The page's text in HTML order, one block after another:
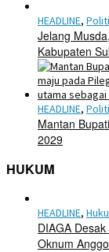
HEADLINE,
Jelang
Kabupaten
HEADLINE,
Mantan
2029
HUKUM
HEADLINE,
DIAGA
Oknum